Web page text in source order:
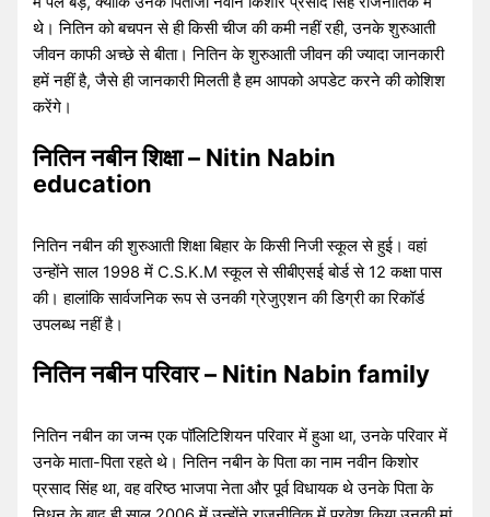
थे। नितिन को बचपन से ही किसी चीज की कमी नहीं रही, उनके शुरुआती
जीवन काफी अच्छे से बीता। नितिन के शुरुआती जीवन की ज्यादा जानकारी
हमें नहीं है, जैसे ही जानकारी मिलती है हम आपको अपडेट करने की कोशिश
करेंगे।
नितिन नबीन शिक्षा – Nitin Nabin
education
नितिन नबीन की शुरुआती शिक्षा बिहार के किसी निजी स्कूल से हुई। वहां
उन्होंने साल 1998 में C.S.K.M स्कूल से सीबीएसई बोर्ड से 12 कक्षा पास
की। हालांकि सार्वजनिक रूप से उनकी ग्रेजुएशन की डिग्री का रिकॉर्ड
उपलब्ध नहीं है।
नितिन नबीन परिवार – Nitin Nabin family
नितिन नबीन का जन्म एक पॉलिटिशियन परिवार में हुआ था, उनके परिवार में
उनके माता-पिता रहते थे। नितिन नबीन के पिता का नाम नवीन किशोर
प्रसाद सिंह था, वह वरिष्ठ भाजपा नेता और पूर्व विधायक थे उनके पिता के